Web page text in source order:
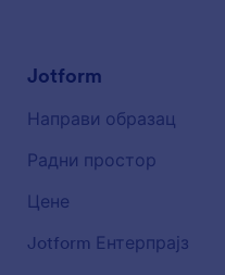
Jotform
Направи образац
Радни простор
Цене
Jotform Ентерпрајз